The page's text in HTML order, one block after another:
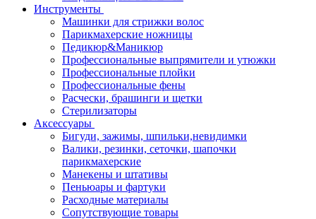
Инструменты
Машинки для стрижки волос
Парикмахерские ножницы
Педикюр&Маникюр
Профессиональные выпрямители и утюжки
Профессиональные плойки
Профессиональные фены
Расчески, брашинги и щетки
Стерилизаторы
Аксессуары
Бигуди, зажимы, шпильки,невидимки
Валики, резинки, сеточки, шапочки
парикмахерские
Манекены и штативы
Пеньюары и фартуки
Расходные материалы
Сопутствующие товары